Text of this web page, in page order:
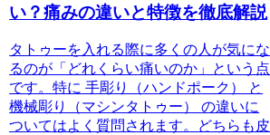
い？痛みの違いと特徴を徹底解説
タトゥーを入れる際に多くの人が気にな
るのが「どれくらい痛いのか」という点
です。特に 手彫り（ハンドポーク） と
機械彫り（マシンタトゥー） の違いに
ついてはよく質問されます。どちらも皮